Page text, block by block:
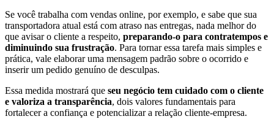
Se você trabalha com vendas online, por exemplo, e sabe que sua
transportadora atual está com atraso nas entregas, nada melhor do
que avisar o cliente a respeito, preparando-o para contratempos e
diminuindo sua frustração. Para tornar essa tarefa mais simples e
prática, vale elaborar uma mensagem padrão sobre o ocorrido e
inserir um pedido genuíno de desculpas.
Essa medida mostrará que seu negócio tem cuidado com o cliente
e valoriza a transparência, dois valores fundamentais para
fortalecer a confiança e potencializar a relação cliente-empresa.